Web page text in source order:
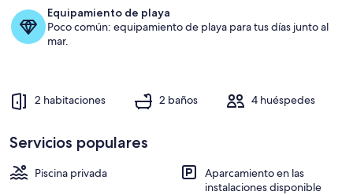
Equipamiento de playa
Poco común: equipamiento de playa para tus días junto al
mar.
2 habitaciones 2 baños 4 huéspedes
Servicios populares
Piscina privada
Aparcamiento en las
instalaciones disponible